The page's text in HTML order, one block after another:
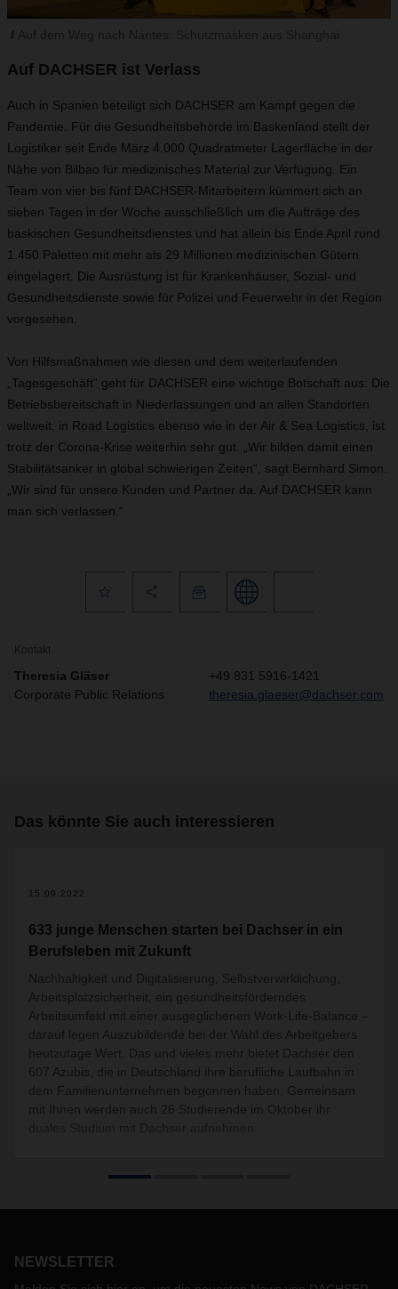
Auf DACHSER ist Verlass
Auch in Spanien beteiligt sich DACHSER am Kampf gegen die
Pandemie. Für die Gesundheitsbehörde im Baskenland stellt der
Logistiker seit Ende März 4.000 Quadratmeter Lagerfläche in der
Nähe von Bilbao für medizinisches Material zur Verfügung. Ein
Team von vier bis fünf DACHSER-Mitarbeitern kümmert sich an
sieben Tagen in der Woche ausschließlich um die Aufträge des
baskischen Gesundheitsdienstes und hat allein bis Ende April rund
1.450 Paletten mit mehr als 29 Millionen medizinischen Gütern
eingelagert. Die Ausrüstung ist für Krankenhäuser, Sozial- und
Gesundheitsdienste sowie für Polizei und Feuerwehr in der Region
vorgesehen.
Von Hilfsmaßnahmen wie diesen und dem weiterlaufenden
„Tagesgeschäft“ geht für DACHSER eine wichtige Botschaft aus: Die
Betriebsbereitschaft in Niederlassungen und an allen Standorten
weltweit, in Road Logistics ebenso wie in der Air & Sea Logistics, ist
trotz der Corona-Krise weiterhin sehr gut. „Wir bilden damit einen
Stabilitätsanker in global schwierigen Zeiten“, sagt Bernhard Simon.
„Wir sind für unsere Kunden und Partner da. Auf DACHSER kann
man sich verlassen.“
Kontakt
Theresia Gläser
Corporate Public Relations
+49 831 5916-1421
theresia.glaeser@dachser.com
Das könnte Sie auch interessieren
15.09.2022
633 junge Menschen starten bei Dachser in ein
Berufsleben mit Zukunft
Nachhaltigkeit und Digitalisierung, Selbstverwirklichung,
Arbeitsplatzsicherheit, ein gesundheitsförderndes
Arbeitsumfeld mit einer ausgeglichenen Work-Life-Balance –
darauf legen Auszubildende bei der Wahl des Arbeitgebers
heutzutage Wert. Das und vieles mehr bietet Dachser den
607 Azubis, die in Deutschland ihre berufliche Laufbahn in
dem Familienunternehmen begonnen haben. Gemeinsam
mit Ihnen werden auch 26 Studierende im Oktober ihr
NEWSLETTER